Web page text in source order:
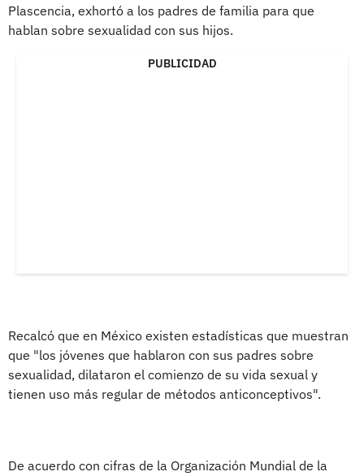
Plascencia, exhortó a los padres de familia para que
hablan sobre sexualidad con sus hijos.
PUBLICIDAD
Recalcó que en México existen estadísticas que muestran
que "los jóvenes que hablaron con sus padres sobre
sexualidad, dilataron el comienzo de su vida sexual y
tienen uso más regular de métodos anticonceptivos".
De acuerdo con cifras de la Organización Mundial de la